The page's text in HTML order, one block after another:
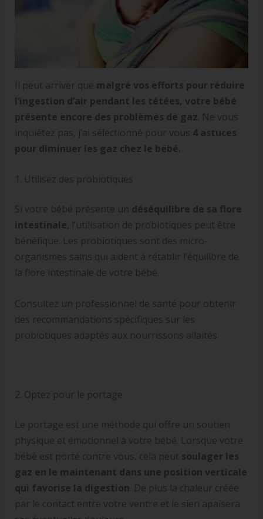
Il peut arriver que malgré vos efforts pour réduire
l’ingestion d’air pendant les tétées, votre bébé
présente encore des problèmes de gaz. Ne vous
inquiétez pas, j’ai sélectionné pour vous 4 astuces
pour diminuer les gaz chez le bébé.
1. Utilisez des probiotiques
Si votre bébé présente un déséquilibre de sa flore
intestinale , l’utilisation de probiotiques peut être
bénéfique. Les probiotiques sont des micro-
organismes sains qui aident à rétablir l’équilibre de
la flore intestinale de votre bébé.
Consultez un professionnel de santé pour obtenir
des recommandations spécifiques sur les
probiotiques adaptés aux nourrissons allaités.
2. Optez pour le portage
Le portage est une méthode qui offre un soutien
physique et émotionnel à votre bébé. Lorsque votre
bébé est porté contre vous, cela peut soulager les
gaz en le maintenant dans une position verticale
qui favorise la digestion. De plus la chaleur créée
par le contact entre votre ventre et le sien apaisera